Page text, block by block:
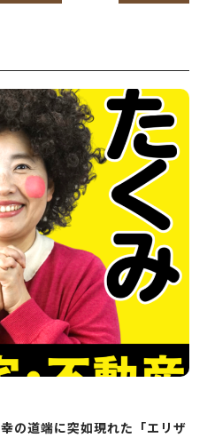
の道端に突如現れた「エリザ